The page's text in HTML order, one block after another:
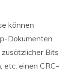
können
Dokumenten
Bits
etc. einen CRC-